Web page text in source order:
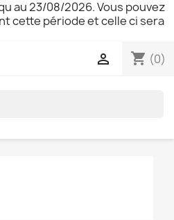
au 23/08/2026. Vous pouvez
cette période et celle ci sera
shopping_cart (0)
